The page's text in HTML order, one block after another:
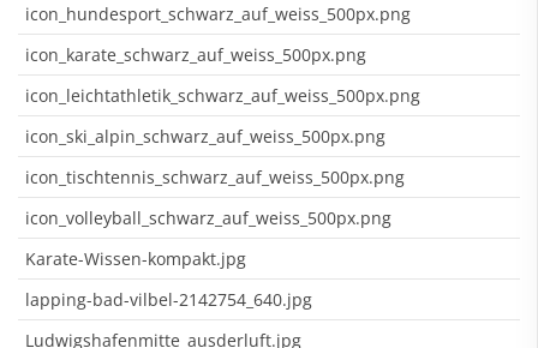
icon_hundesport_schwarz_auf_weiss_500px.png
icon_karate_schwarz_auf_weiss_500px.png
icon_leichtathletik_schwarz_auf_weiss_500px.png
icon_ski_alpin_schwarz_auf_weiss_500px.png
icon_tischtennis_schwarz_auf_weiss_500px.png
icon_volleyball_schwarz_auf_weiss_500px.png
Karate-Wissen-kompakt.jpg
lapping-bad-vilbel-2142754_640.jpg
Ludwigshafenmitte_ausderluft.jpg